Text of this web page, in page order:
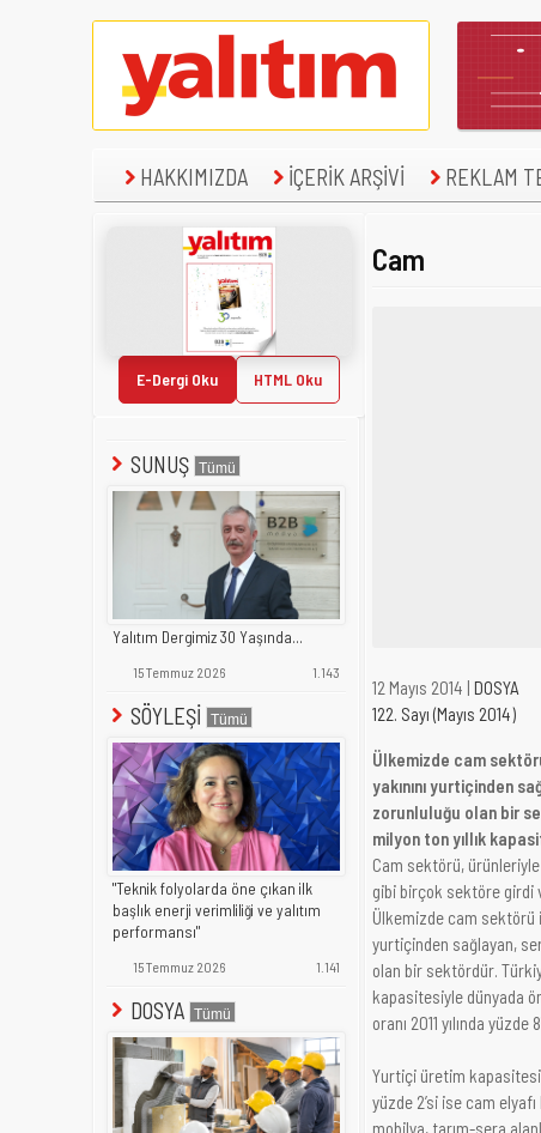
HAKKIMIZDA İÇERİK ARŞİVİ REKLAM
E-Dergi Oku HTML Oku
SUNUŞ
Yalıtım Dergimiz 30 Yaşında...
15 Temmuz 2026 1.143
SÖYLEŞİ
"Teknik folyolarda öne çıkan ilk
başlık enerji verimliliği ve yalıtım
performansı"
15 Temmuz 2026 1.141
DOSYA
Cam
12 Mayıs 2014 | DOSYA
122. Sayı (Mayıs 2014)
Ülkemizde cam
yakınını yurtiçinden
zorunluluğu olan bir
milyon ton yıllık
Cam sektörü,
gibi birçok sektöre girdi
Ülkemizde cam sektörü
yurtiçinden sağlayan,
olan bir sektördür.
kapasitesiyle dünyada
oranı 2011 yılında
Yurtiçi üretim
yüzde 2’si ise cam
mobilya, tarım-sera